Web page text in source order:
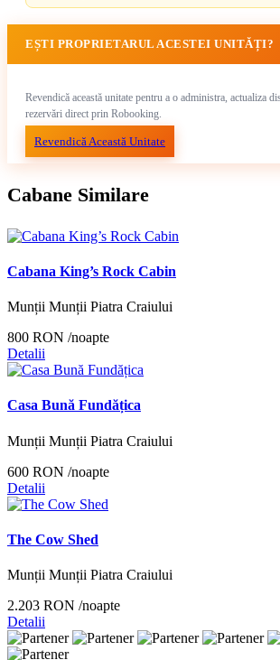
EȘTI PROPRIETARUL ACESTEI UNITĂȚI?
Revendică această unitate pentru a o administra, actualiza
rezervări direct prin Robooking.
Revendică Această Unitate
Cabane Similare
Cabana King’s Rock Cabin
Munții Munții Piatra Craiului
800 RON /noapte
Detalii
Casa Bună Fundățica
Munții Munții Piatra Craiului
600 RON /noapte
Detalii
The Cow Shed
Munții Munții Piatra Craiului
2.203 RON /noapte
Detalii